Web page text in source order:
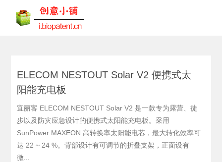
ELECOM NESTOUT Solar V2 便携式太
阳能充电板
宜丽客 ELECOM NESTOUT Solar V2 是一款专为露营、徒
步以及防灾应急设计的便携式太阳能充电板。采用
SunPower MAXEON 高转换率太阳能电芯，最大转化效率可
达 22 ~ 24 %。背部设计有可调节的折叠支架，正面设有
微...